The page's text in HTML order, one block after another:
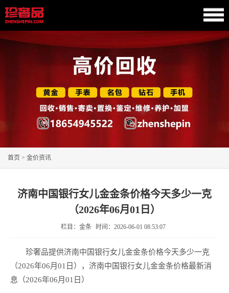
首页 > 金价资讯
济南中国银行女儿金金条价格今天多少一克
（2026年06月01日）
栏目：金条 时间： 2026-06-01 08:53:07
珍奢品提供济南中国银行女儿金金条价格今天多少一克
（2026年06月01日），济南中国银行女儿金金条价格最新消
息（2026年06月01日）